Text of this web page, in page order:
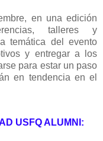
en una edición
talleres y
temática del evento
y entregar a los
para estar un paso
en tendencia en el
USFQ ALUMNI: